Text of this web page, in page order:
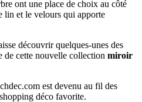
ont une place de choix au côté
lin et le velours qui apporte
découvrir quelques-unes des
de cette nouvelle collection miroir
est devenu au fil des
déco favorite.